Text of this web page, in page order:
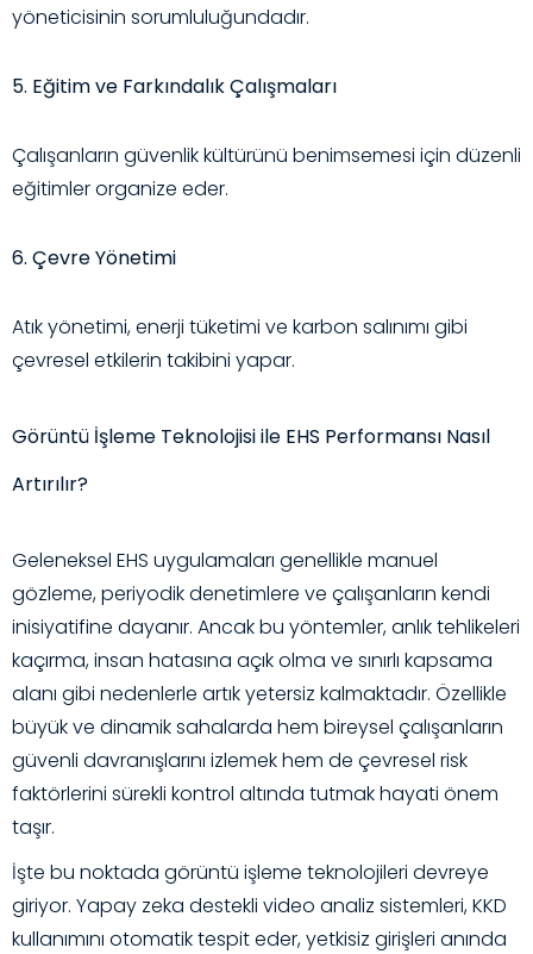
yöneticisinin sorumluluğundadır.
5. Eğitim ve Farkındalık Çalışmaları
Çalışanların güvenlik kültürünü benimsemesi için düzenli
eğitimler organize eder.
6. Çevre Yönetimi
Atık yönetimi, enerji tüketimi ve karbon salınımı gibi
çevresel etkilerin takibini yapar.
Görüntü İşleme Teknolojisi ile EHS Performansı Nasıl
Artırılır?
Geleneksel EHS uygulamaları genellikle manuel
gözleme, periyodik denetimlere ve çalışanların kendi
inisiyatifine dayanır. Ancak bu yöntemler, anlık tehlikeleri
kaçırma, insan hatasına açık olma ve sınırlı kapsama
alanı gibi nedenlerle artık yetersiz kalmaktadır. Özellikle
büyük ve dinamik sahalarda hem bireysel çalışanların
güvenli davranışlarını izlemek hem de çevresel risk
faktörlerini sürekli kontrol altında tutmak hayati önem
taşır.
İşte bu noktada görüntü işleme teknolojileri devreye
giriyor. Yapay zeka destekli video analiz sistemleri, KKD
kullanımını otomatik tespit eder, yetkisiz girişleri anında